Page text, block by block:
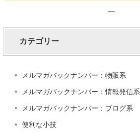
カテゴリー
メルマガバックナンバー：物販系
メルマガバックナンバー：情報発信系
メルマガバックナンバー：ブログ系
便利な小技